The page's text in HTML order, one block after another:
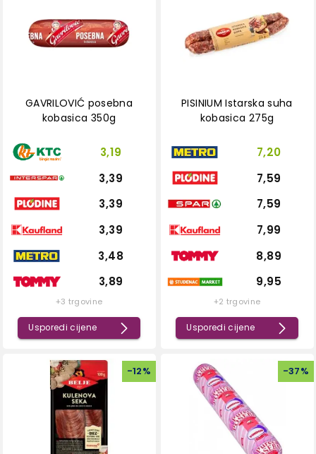
GAVRILOVIĆ posebna
kobasica 350g
3,19
3,39
3,39
3,39
3,48
3,89
+3 trgovine
Usporedi cijene
PISINIUM Istarska suha
kobasica 275g
7,20
7,59
7,59
7,99
8,89
9,95
+2 trgovine
Usporedi cijene
-12% -37%